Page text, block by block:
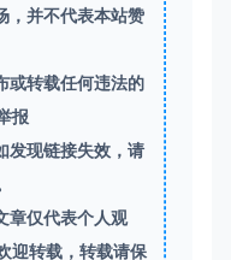
，并不代表本站赞
或转载任何违法的
报
发现链接失效，请
章仅代表个人观
迎转载，转载请保